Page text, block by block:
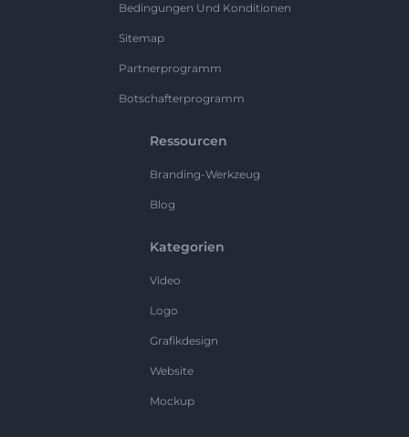
Bedingungen Und Konditionen
Sitemap
Partnerprogramm
Botschafterprogramm
Ressourcen
Branding-Werkzeug
Blog
Kategorien
Video
Logo
Grafikdesign
Website
Mockup